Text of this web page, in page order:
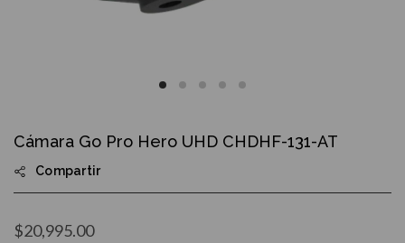
the
of
the
gallery
Cámara Go Pro Hero UHD CHDHF-131-AT
Compartir
$20,995.00